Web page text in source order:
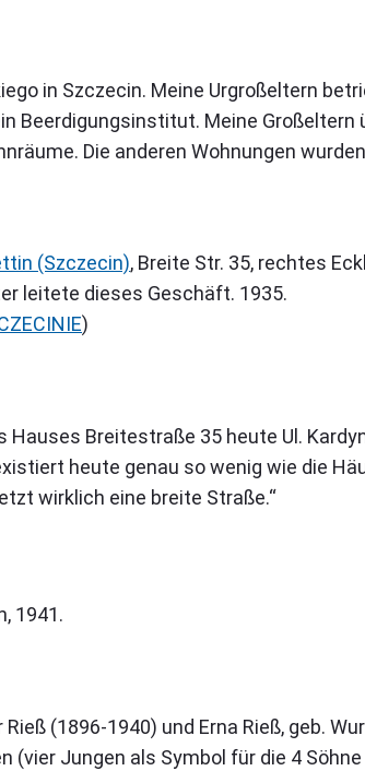
in Szczecin. Meine Urgroßeltern
Beerdigungsinstitut. Meine
Die anderen Wohnungen
(Szczecin), Breite Str. 35, rechtes
leitete dieses Geschäft. 1935.
)
Breitestraße 35 heute Ul.
heute genau so wenig wie die
wirklich eine breite Straße.“
1941.
(1896-1940) und Erna Rieß, geb.
(vier Jungen als Symbol für die 4